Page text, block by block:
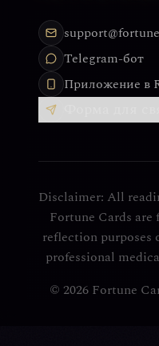
Telegram-бот
Приложение в
Disclaimer: All
Fortune Cards
reflection purposes
professional
© 2026 Fortune